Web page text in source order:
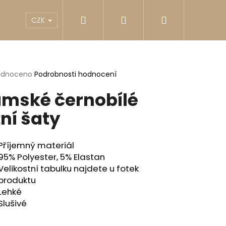
Reklamace Obchodní podmínky
CZK Přihlášení
Podrobnosti hodnocení
černobílé
šaty
materiál
Polyester, 5% Elastan
tabulku najdete u fotek